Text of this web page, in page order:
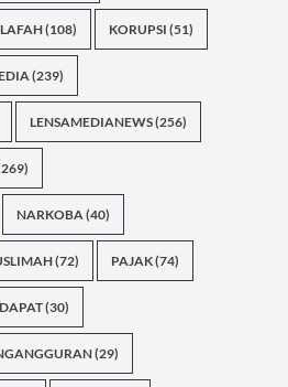
(108) KORUPSI (51)
(239)
LENSAMEDIANEWS(256)
NARKOBA(40)
(72) PAJAK(74)
(30)
(29)